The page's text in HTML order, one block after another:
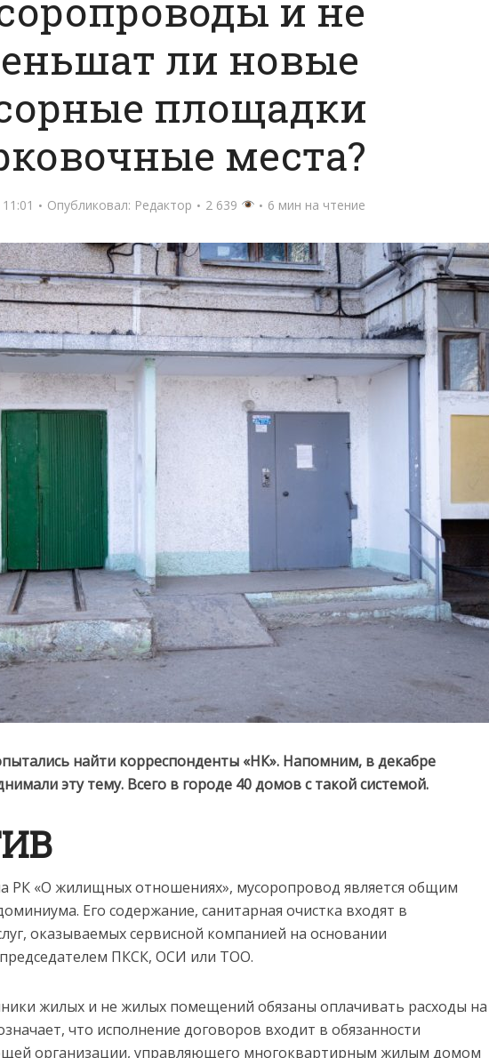
и не
ли новые
площадки
места?
Опубликовал: Редактор 2 639 6 мин на чтение
найти корреспонденты «НК». Напомним, в декабре
эту тему. Всего в городе 40 домов с такой системой.
РК «О жилищных отношениях», мусоропровод является общим
Его содержание, санитарная очистка входят в
оказываемых сервисной компанией на основании
ПКСК, ОСИ или ТОО.
жилых и не жилых помещений обязаны оплачивать расходы на
что исполнение договоров входит в обязанности
организации, управляющего многоквартирным жилым домом